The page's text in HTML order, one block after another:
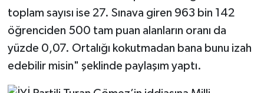
toplam sayısı ise 27. Sınava giren 963 bin 142
öğrenciden 500 tam puan alanların oranı da
yüzde 0,07. Ortalığı kokutmadan bana bunu izah
edebilir misin" şeklinde paylaşım yaptı.